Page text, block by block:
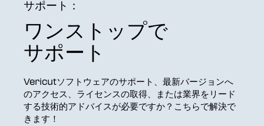
サポート：
ワンストップで
サポート
Vericutソフトウェアのサポート、最新バージョンへ
のアクセス、ライセンスの取得、または業界をリード
する技術的アドバイスが必要ですか？こちらで解決で
きます！